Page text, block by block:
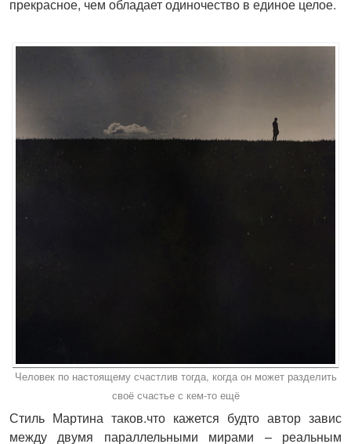
прекрасное, чем обладает одиночество в единое целое.
Человек по настоящему счастлив тогда, когда он может разделить
своё счастье с кем-то ещё
Стиль Мартина таков.что кажется будто автор завис
между двумя параллельными мирами – реальным